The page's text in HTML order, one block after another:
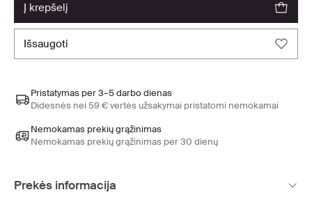
į krepšelį
išsaugoti
Pristatymas per 3–5 darbo dienas
Didesnės nei 59 € vertės užsakymai pristatomi nemokamai
Nemokamas prekių grąžinimas
Nemokamas prekių grąžinimas per 30 dienų
Prekės informacija